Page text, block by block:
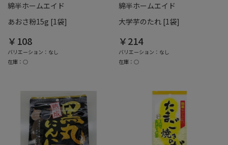
綿半ホームエイド
あおさ粉15g [1袋]
￥108
バリエーション：なし
在庫：○
綿半ホームエイド
大学芋のたれ [1袋]
￥214
バリエーション：なし
在庫：○